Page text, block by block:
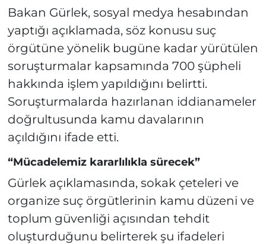
Bakan Gürlek, sosyal medya hesabından
yaptığı açıklamada, söz konusu suç
örgütüne yönelik bugüne kadar yürütülen
soruşturmalar kapsamında 700 şüpheli
hakkında işlem yapıldığını belirtti.
Soruşturmalarda hazırlanan iddianameler
doğrultusunda kamu davalarının
açıldığını ifade etti.
“Mücadelemiz kararlılıkla sürecek”
Gürlek açıklamasında, sokak çeteleri ve
organize suç örgütlerinin kamu düzeni ve
toplum güvenliği açısından tehdit
oluşturduğunu belirterek şu ifadeleri